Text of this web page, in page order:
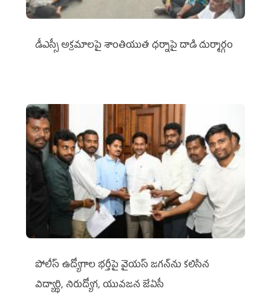
డీఎస్సీ అక్రమాలపై శాంతియుత ధర్నాపై దాడి దుర్మార్గం
పోలీస్ ఉద్యోగాల భర్తీపై వైయస్ జగన్‌ను కలిసిన
విద్యార్థి, నిరుద్యోగ, యువజన జేఏసీ